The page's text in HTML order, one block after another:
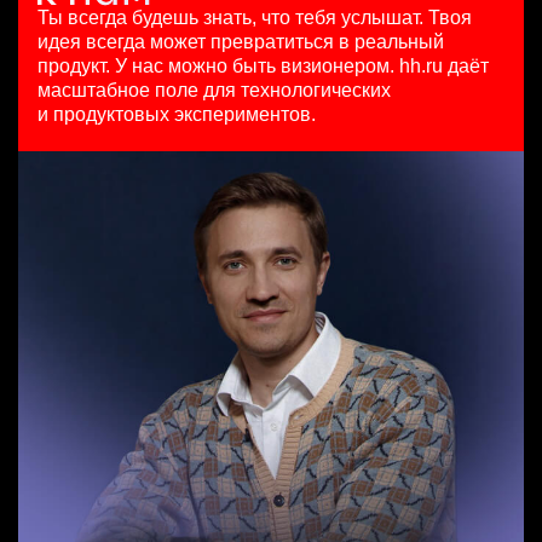
3 авг. 2026
з/п не указана
Москва
HeadHunter::Коммерческий департамент
125000 - 175000 ₽
Ярославль
Специалист телемаркетинга
HeadHunter::Телефонные продажи
7 авг. 2026
з/п не указана
Ярославль
Data Scientist в Сетку
HeadHunter::Analytics/Data Science
29 июл. 2026
Москва
Ты всегда будешь знать, что тебя услышат. Твоя
идея всегда может превратиться в реальный
продукт. У нас можно быть визионером. hh.ru даёт
масштабное поле для технологических
и продуктовых экспериментов.